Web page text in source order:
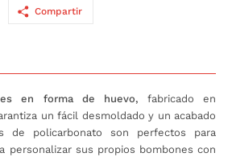
Compartir
en forma de huevo, fabricado en
un fácil desmoldado y un acabado
de policarbonato son perfectos para
personalizar sus propios bombones con